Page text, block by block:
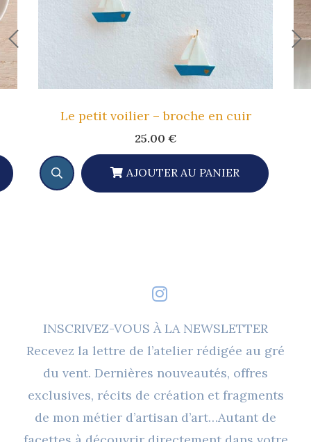
Le petit voilier – broche en cuir
25.00 €
AJOUTER AU PANIER
INSCRIVEZ-VOUS À LA NEWSLETTER
Recevez la lettre de l’atelier rédigée au gré
du vent. Dernières nouveautés, offres
exclusives, récits de création et fragments
de mon métier d’artisan d’art…Autant de